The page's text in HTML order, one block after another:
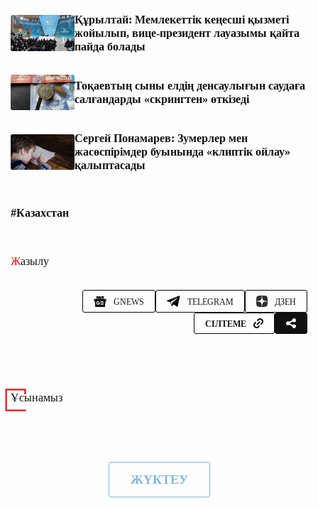
Құрылтай: Мемлекеттік кеңесші қызметі
жойылып, вице-президент лауазымы қайта
пайда болады
Тоқаевтың сыны елдің денсаулығын саудаға
салғандарды «скрингтен» өткізеді
Сергей Понамарев: Зумерлер мен
жасөспірімдер буынында «клиптік ойлау»
қалыптасады
#Казахстан
Жазылу
GNEWS TELEGRAM ДЗЕН
СІЛТЕМЕ
Ұсынамыз
ЖҮКТЕУ